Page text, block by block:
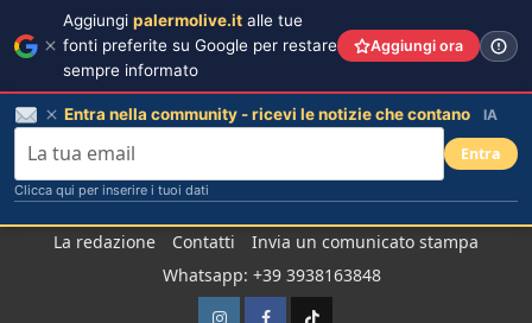
La redazione Contatti
Invia un comunicato stampa
Whatsapp: +39 3938163848
Aggiungi palermolive.it alle tue
fonti preferite su Google per restare
sempre informato
Aggiungi ora
Entra nella community - ricevi le notizie che contano IA
Entra
Clicca qui per inserire i tuoi dati